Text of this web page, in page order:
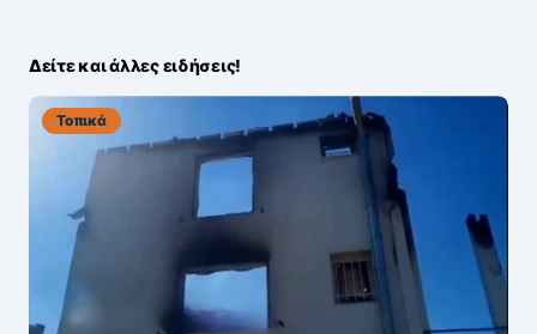
Δείτε και άλλες ειδήσεις!
Τοπικά